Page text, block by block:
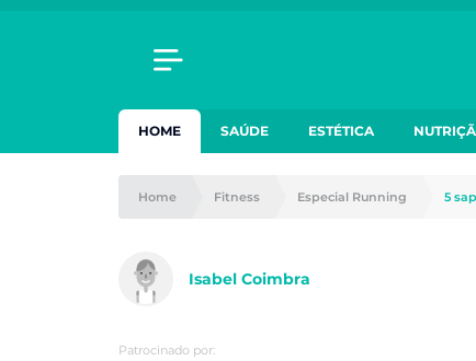
HOME SAÚDE ESTÉTICA
Home Fitness Especial Running 5
Isabel Coimbra
Patrocinado por: